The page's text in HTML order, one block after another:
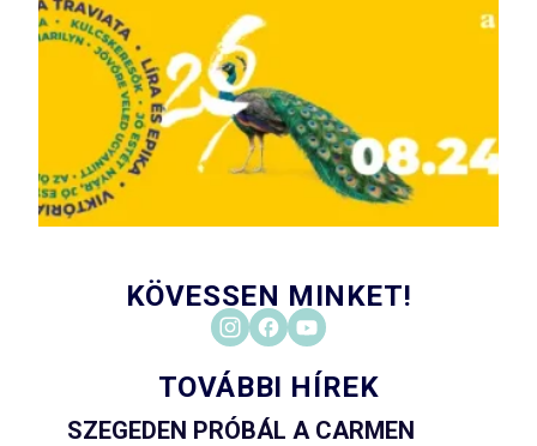
KÖVESSEN MINKET!
TOVÁBBI HÍREK
SZEGEDEN PRÓBÁL A CARMEN